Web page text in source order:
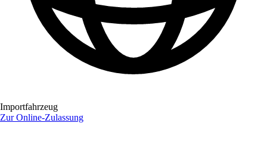
Importfahrzeug
Zur Online-Zulassung